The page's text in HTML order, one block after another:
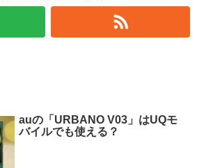
auの「URBANO V03」はUQモ
バイルでも使える？